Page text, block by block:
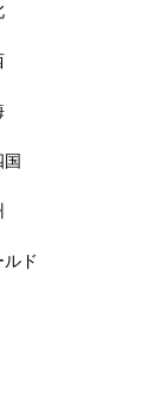
国
ルド